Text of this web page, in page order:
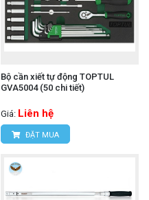
Bộ cần xiết tự động TOPTUL
GVA5004 (50 chi tiết)
Giá: Liên hệ
ĐẶT MUA